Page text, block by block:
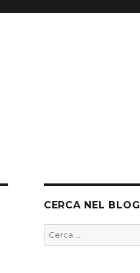
CERCA NEL BLOG
Cerca: